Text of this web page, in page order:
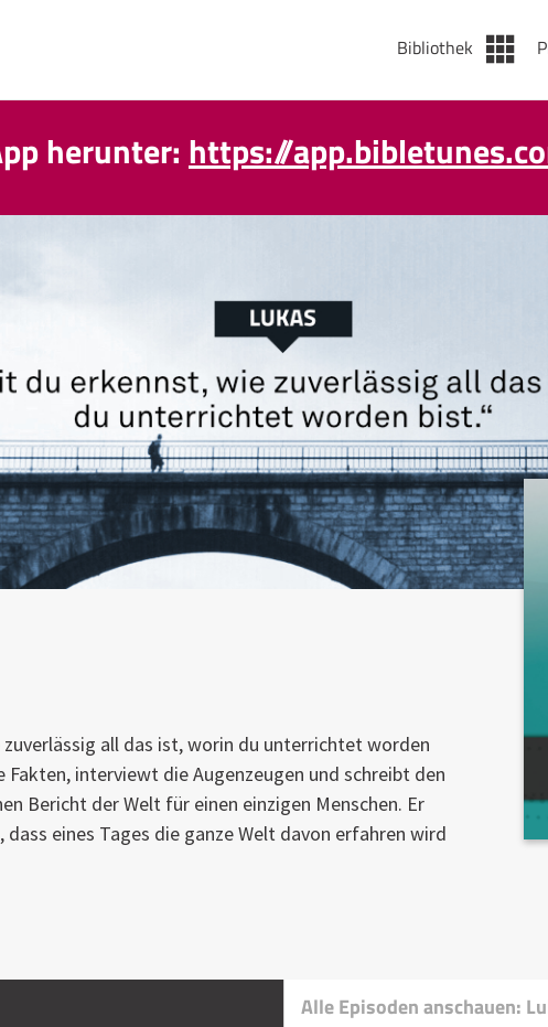
Bibliothek
herunter: https://
all das ist, worin du unterrichtet worden
Fakten, interviewt die Augenzeugen und schreibt den
Bericht der Welt für einen einzigen Menschen. Er
eines Tages die ganze Welt davon erfahren wird
Alle Episoden anschauen: